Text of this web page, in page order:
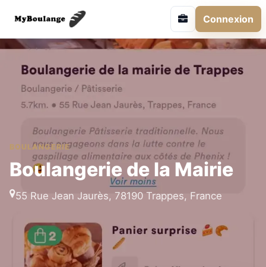
Connexion
BOULANGERIE
Boulangerie de la Mairie
55 Rue Jean Jaurès, 78190 Trappes, France